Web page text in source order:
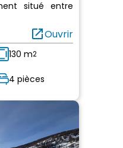
situé entre
open_in_newOuvrir
130 m2
4 pièces